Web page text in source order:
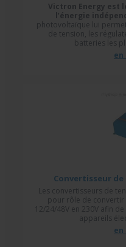
Victron Energy est
l’énergie
photovoltaïque lui
de tension, les
batteries les
en
Convertisseur
Les convertisseurs de
pour rôle de convertir
12/24/48V en 230V afin
appareils
en